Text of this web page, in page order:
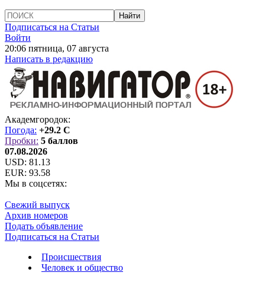
Подписаться на Статьи
Войти
20:06 пятница, 07 августа
Написать в редакцию
Академгородок:
Погода: +29.2 C
Пробки: 5 баллов
07.08.2026
USD: 81.13
EUR: 93.58
Мы в соцсетях:
Свежий выпуск
Архив номеров
Подать объявление
Подписаться на Статьи
Происшествия
Человек и общество